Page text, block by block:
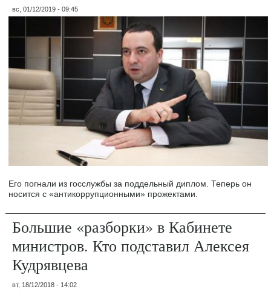
вс, 01/12/2019 - 09:45
Его погнали из госслужбы за поддельный диплом. Теперь он
носится с «антикоррупционными» прожектами.
Большие «разборки» в Кабинете
министров. Кто подставил Алексея
Кудрявцева
вт, 18/12/2018 - 14:02